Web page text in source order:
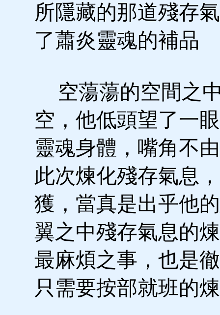
所隱藏的那道殘存
了蕭炎靈魂的補品
空蕩蕩的空間之
空，他低頭望了一
靈魂身體，嘴角不
此次煉化殘存氣息
獲，當真是出乎他
翼之中殘存氣息的
最麻煩之事，也是
只需要按部就班的